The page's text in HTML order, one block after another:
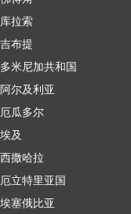
库拉索
吉布提
多米尼加共和国
阿尔及利亚
厄瓜多尔
埃及
西撒哈拉
厄立特里亚国
埃塞俄比亚